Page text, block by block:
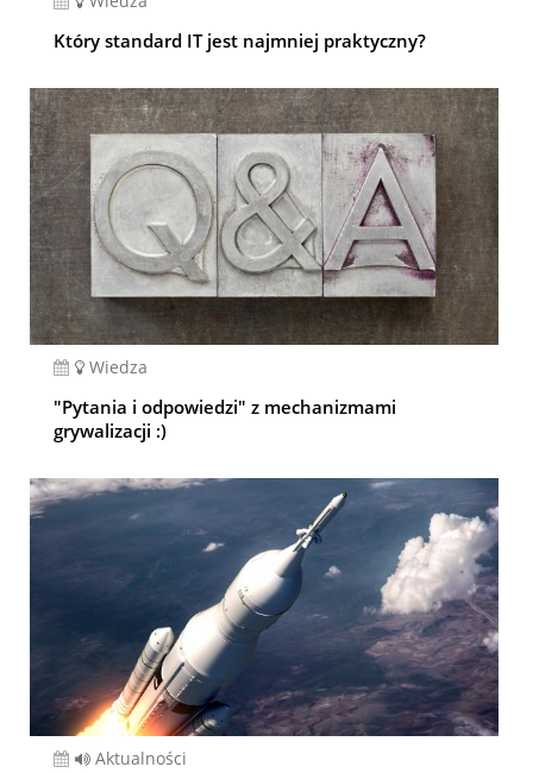
Który standard IT jest najmniej praktyczny?
Wiedza
"Pytania i odpowiedzi" z mechanizmami
grywalizacji :)
Aktualności